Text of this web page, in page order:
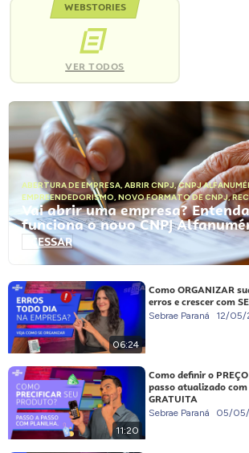
WEBSTORIES
VER TODOS
ABERTURA DE EMPRESA, ABRIR CNPJ,CNPJ
EMPREENDEDORISMO, NOVO FORMATO DE CNPJ,
Vai abrir uma empresa?
funciona o novo CNPJ
ACESSAR
06:24
Como ORGANIZAR
erros e crescer com
Sebrae Paraná 12/05/
11:20
Como definir o
passo atualizado
GRATUITA
Sebrae Paraná 05/